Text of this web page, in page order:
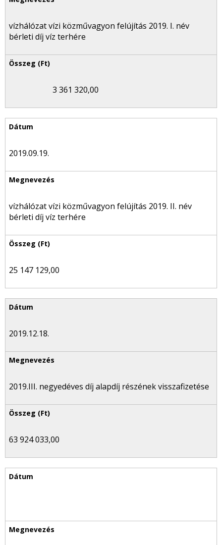
vízhálózat vízi közművagyon felújítás 2019. I. név
bérleti díj víz terhére
3 361 320,00
2019.09.19.
vízhálózat vízi közművagyon felújítás 2019. II. név
bérleti díj víz terhére
25 147 129,00
2019.12.18.
2019.III. negyedéves díj alapdíj részének visszafizetése
63 924 033,00